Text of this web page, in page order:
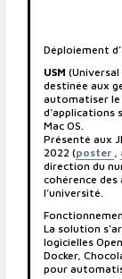
Déploiement
USM
destinée aux
automatiser le
d’applications
Mac OS.
Présenté aux
2022 (poster ,
direction du
cohérence
l’université.
La solution
logicielles
Docker,
pour